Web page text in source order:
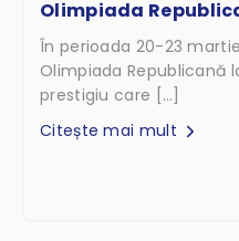
Olimpiada
În perioada 20-23
Olimpiada Republicană
prestigiu care […]
Citește mai mult